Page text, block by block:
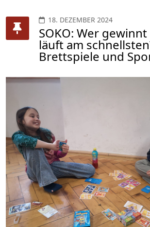
18. DEZEMBER 2024
SOKO: Wer
läuft am
Brettspiele und